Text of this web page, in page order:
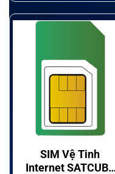
SIM Vệ Tinh
Internet SATCUBE